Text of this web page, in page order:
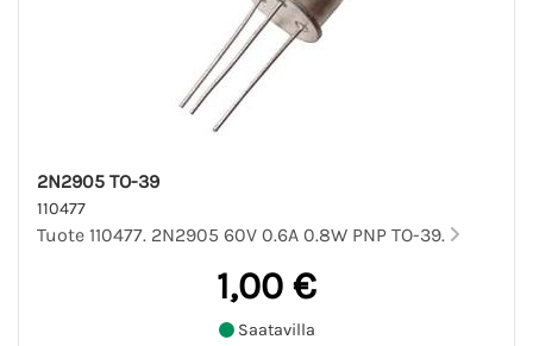
2N2905 TO-39
110477
Tuote 110477. 2N2905 60V 0.6A 0.8W PNP TO-39.
1,00 €
Saatavilla